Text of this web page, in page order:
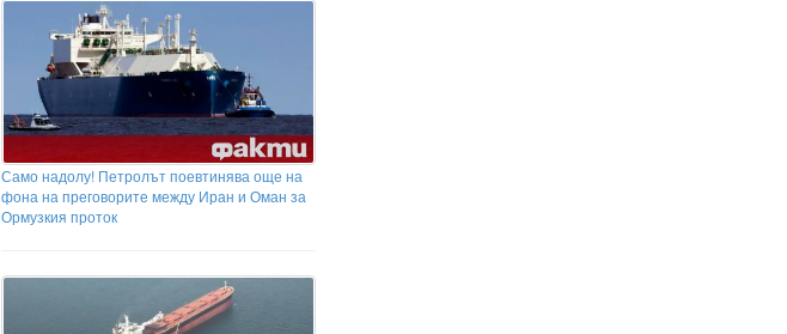
Само надолу! Петролът поевтинява още на
фона на преговорите между Иран и Оман за
Ормузкия проток